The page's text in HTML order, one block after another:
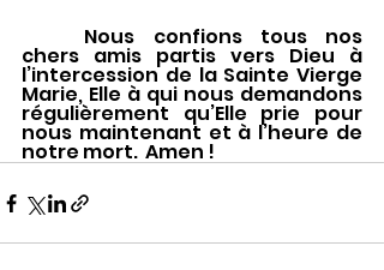
chers amis partis vers Dieu à
l’intercession de la Sainte Vierge
Marie, Elle à qui nous demandons
régulièrement qu’Elle prie pour
nous maintenant et à l’heure de
notre mort.  Amen !